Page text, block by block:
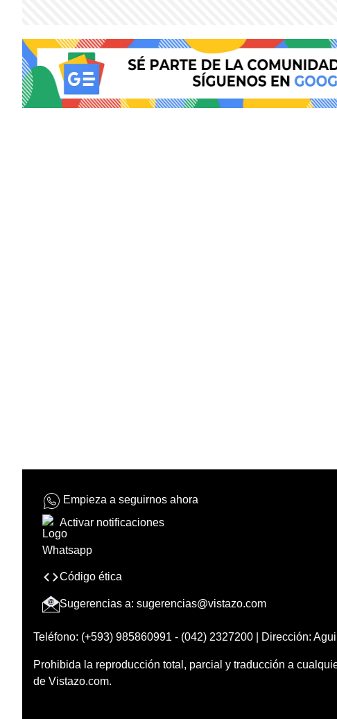
Empieza a seguirnos ahora
Activar notificaciones
Código ética
Sugerencias a: sugerencias@vistazo.com
Teléfono: (+593) 985860991 - (042) 2327200 | Dirección:
Prohibida la reproducción total, parcial y traducción a
de Vistazo.com.